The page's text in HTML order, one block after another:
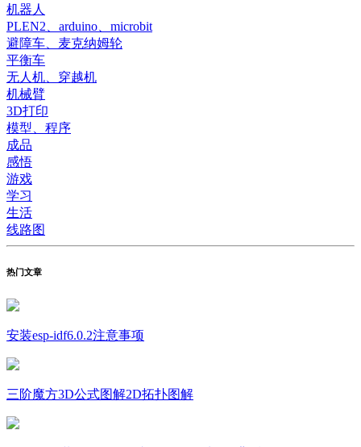
机器人
PLEN2、arduino、microbit
避障车、麦克纳姆轮
平衡车
无人机、穿越机
机械臂
3D打印
模型、程序
成品
感悟
游戏
学习
生活
线路图
热门文章
安装esp-idf6.0.2注意事项
三阶魔方3D公式图解2D拓扑图解